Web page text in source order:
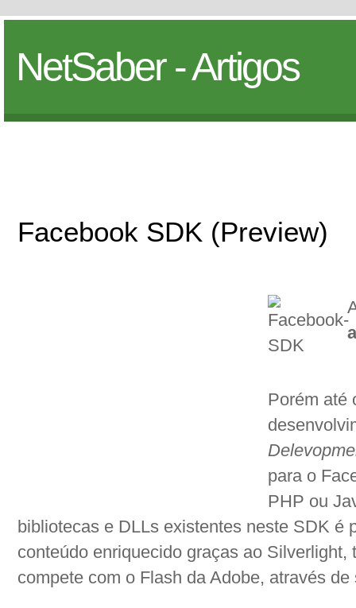
NetSaber - Artigos
Facebook SDK (Preview)
Porém até
para o
PHP ou
bibliotecas e DLLs existentes neste SDK é
conteúdo enriquecido graças ao Silverlight,
compete com o Flash da Adobe, através